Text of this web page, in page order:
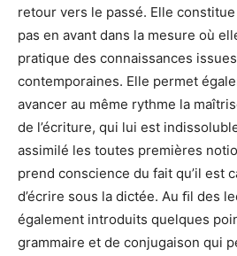
retour vers le passé. Elle
pas en avant dans la mesure où
pratique des connaissances
contemporaines. Elle permet
avancer au même rythme la
de l’écriture, qui lui est
assimilé les toutes premières
prend conscience du fait qu’il est
d’écrire sous la dictée. Au ﬁl des
également introduits quelques
grammaire et de conjugaison qui